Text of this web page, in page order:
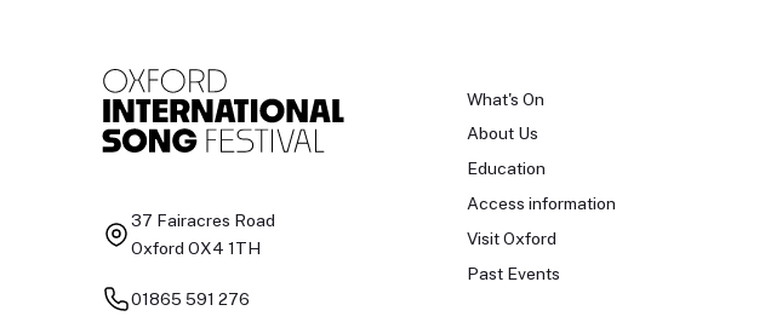
37 Fairacres Road
Oxford OX4 1TH
01865 591 276
What's On
About Us
Education
Access information
Visit Oxford
Past Events